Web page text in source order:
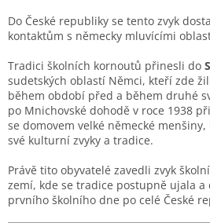
Do České republiky se tento zvyk
kontaktům s německy mluvícími
Tradici školních kornoutů přinesli do
sudetských oblastí Němci, kteří zde
během období před a během druhé
po Mnichovské dohodě v roce 1938
se domovem velké německé
své kulturní zvyky a tradice.
Právě tito obyvatelé zavedli zvyk
zemí, kde se tradice postupně ujala a
prvního školního dne po celé České